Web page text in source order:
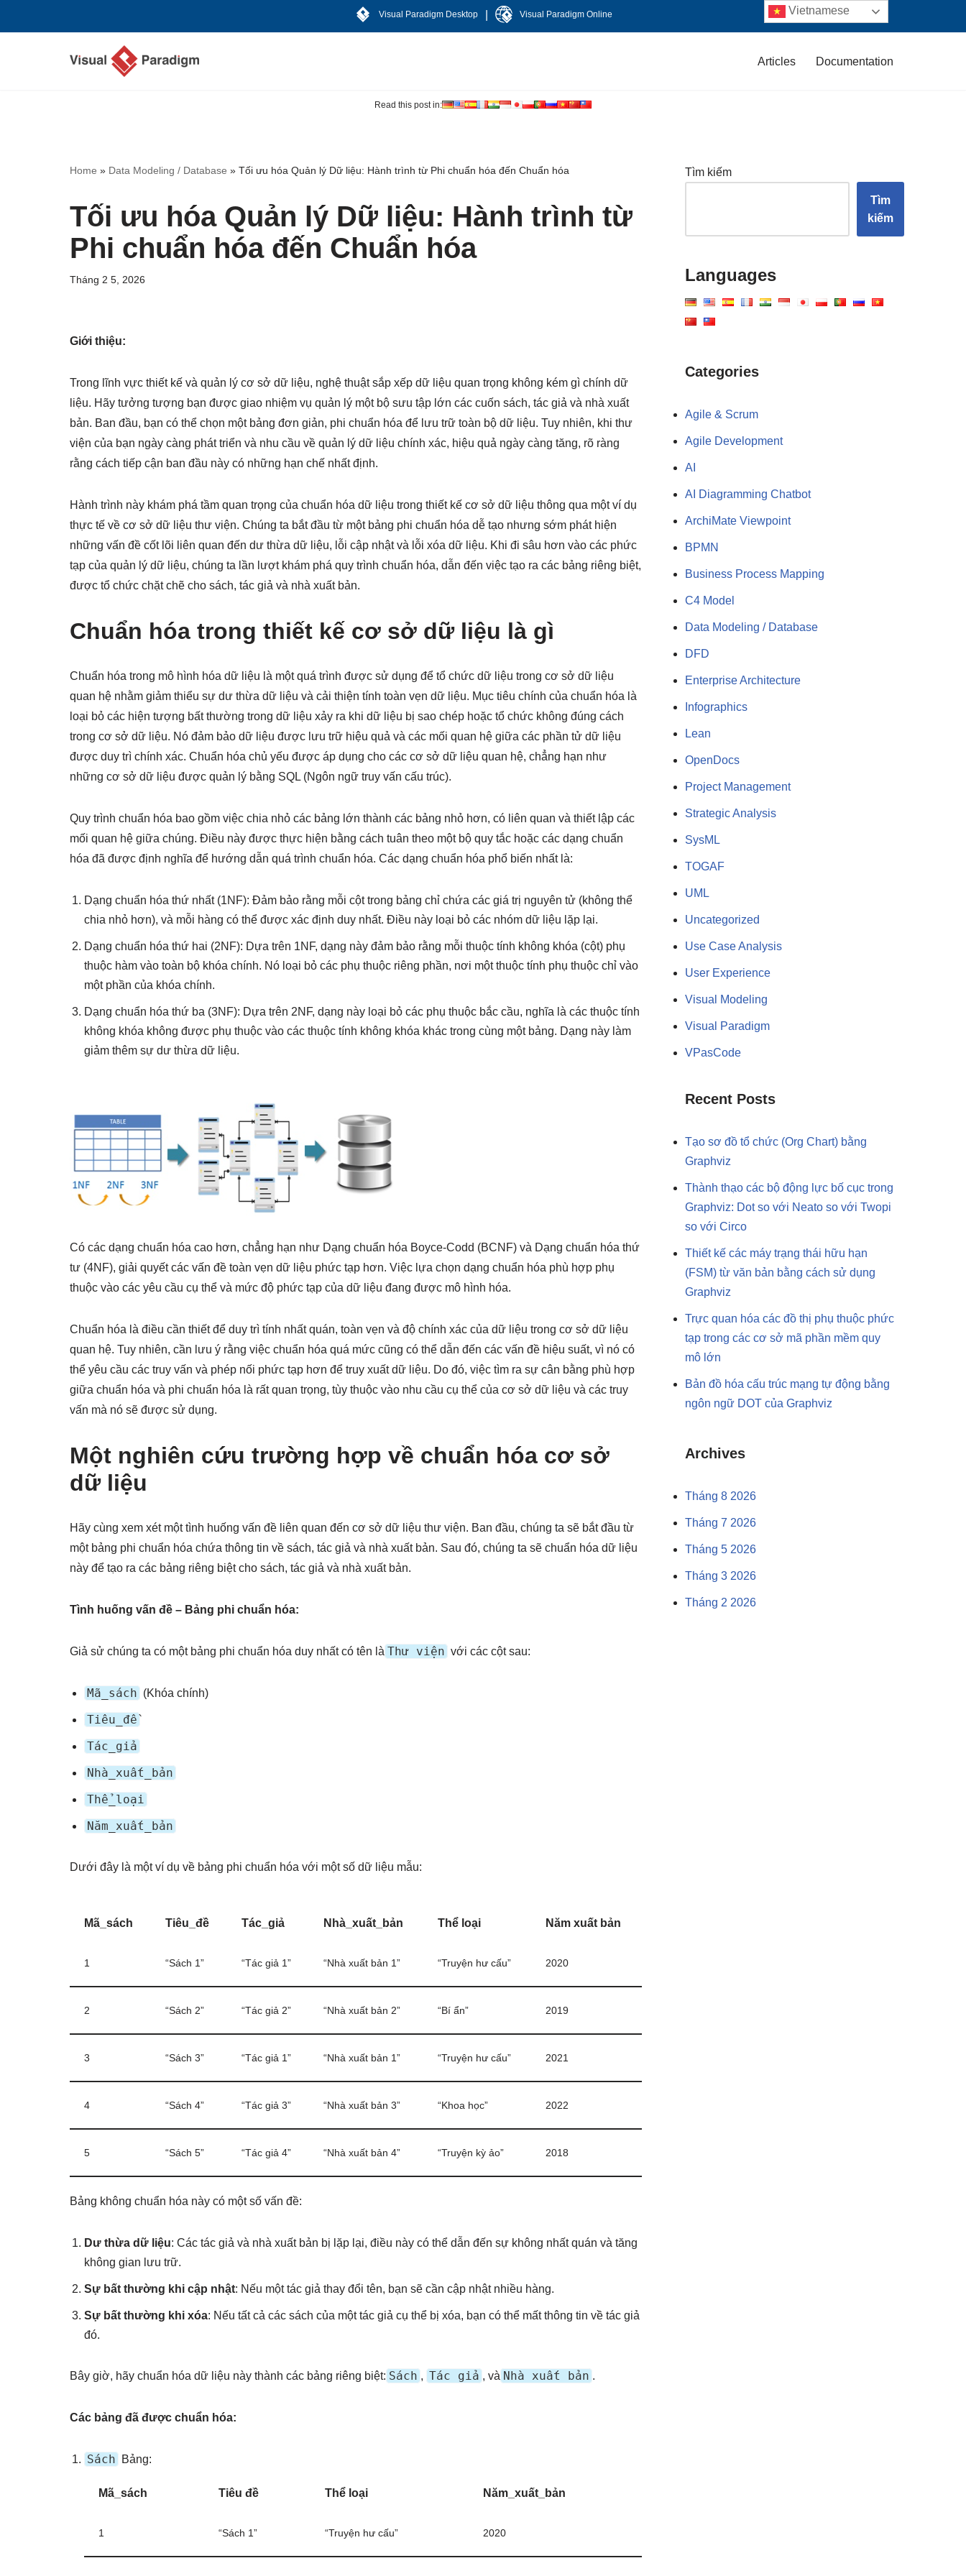
Visual Paradigm Desktop Visual Paradigm Online
Articles Documentation
Read this post in:
Home » Data Modeling / Database » Tối ưu hóa Quản lý Dữ liệu: Hành trình từ Phi chuẩn hóa đến Chuẩn hóa
Tối ưu hóa Quản lý Dữ liệu: Hành trình từ
Phi chuẩn hóa đến Chuẩn hóa
Tháng 2 5, 2026
Giới thiệu:
Trong lĩnh vực thiết kế và quản lý cơ sở dữ liệu, nghệ thuật sắp xếp dữ liệu quan trọng không kém gì chính dữ
liệu. Hãy tưởng tượng bạn được giao nhiệm vụ quản lý một bộ sưu tập lớn các cuốn sách, tác giả và nhà xuất
bản. Ban đầu, bạn có thể chọn một bảng đơn giản, phi chuẩn hóa để lưu trữ toàn bộ dữ liệu. Tuy nhiên, khi thư
viện của bạn ngày càng phát triển và nhu cầu về quản lý dữ liệu chính xác, hiệu quả ngày càng tăng, rõ ràng
rằng cách tiếp cận ban đầu này có những hạn chế nhất định.
Hành trình này khám phá tầm quan trọng của chuẩn hóa dữ liệu trong thiết kế cơ sở dữ liệu thông qua một ví dụ
thực tế về cơ sở dữ liệu thư viện. Chúng ta bắt đầu từ một bảng phi chuẩn hóa dễ tạo nhưng sớm phát hiện
những vấn đề cốt lõi liên quan đến dư thừa dữ liệu, lỗi cập nhật và lỗi xóa dữ liệu. Khi đi sâu hơn vào các phức
tạp của quản lý dữ liệu, chúng ta lần lượt khám phá quy trình chuẩn hóa, dẫn đến việc tạo ra các bảng riêng biệt,
được tổ chức chặt chẽ cho sách, tác giả và nhà xuất bản.
Chuẩn hóa trong thiết kế cơ sở dữ liệu là gì
Chuẩn hóa trong mô hình hóa dữ liệu là một quá trình được sử dụng để tổ chức dữ liệu trong cơ sở dữ liệu
quan hệ nhằm giảm thiểu sự dư thừa dữ liệu và cải thiện tính toàn vẹn dữ liệu. Mục tiêu chính của chuẩn hóa là
loại bỏ các hiện tượng bất thường trong dữ liệu xảy ra khi dữ liệu bị sao chép hoặc tổ chức không đúng cách
trong cơ sở dữ liệu. Nó đảm bảo dữ liệu được lưu trữ hiệu quả và các mối quan hệ giữa các phần tử dữ liệu
được duy trì chính xác. Chuẩn hóa chủ yếu được áp dụng cho các cơ sở dữ liệu quan hệ, chẳng hạn như
những cơ sở dữ liệu được quản lý bằng SQL (Ngôn ngữ truy vấn cấu trúc).
Quy trình chuẩn hóa bao gồm việc chia nhỏ các bảng lớn thành các bảng nhỏ hơn, có liên quan và thiết lập các
mối quan hệ giữa chúng. Điều này được thực hiện bằng cách tuân theo một bộ quy tắc hoặc các dạng chuẩn
hóa đã được định nghĩa để hướng dẫn quá trình chuẩn hóa. Các dạng chuẩn hóa phổ biến nhất là:
Dạng chuẩn hóa thứ nhất (1NF): Đảm bảo rằng mỗi cột trong bảng chỉ chứa các giá trị nguyên tử (không thể
chia nhỏ hơn), và mỗi hàng có thể được xác định duy nhất. Điều này loại bỏ các nhóm dữ liệu lặp lại.
Dạng chuẩn hóa thứ hai (2NF): Dựa trên 1NF, dạng này đảm bảo rằng mỗi thuộc tính không khóa (cột) phụ
thuộc hàm vào toàn bộ khóa chính. Nó loại bỏ các phụ thuộc riêng phần, nơi một thuộc tính phụ thuộc chỉ vào
một phần của khóa chính.
Dạng chuẩn hóa thứ ba (3NF): Dựa trên 2NF, dạng này loại bỏ các phụ thuộc bắc cầu, nghĩa là các thuộc tính
không khóa không được phụ thuộc vào các thuộc tính không khóa khác trong cùng một bảng. Dạng này làm
giảm thêm sự dư thừa dữ liệu.
Có các dạng chuẩn hóa cao hơn, chẳng hạn như Dạng chuẩn hóa Boyce-Codd (BCNF) và Dạng chuẩn hóa thứ
tư (4NF), giải quyết các vấn đề toàn vẹn dữ liệu phức tạp hơn. Việc lựa chọn dạng chuẩn hóa phù hợp phụ
thuộc vào các yêu cầu cụ thể và mức độ phức tạp của dữ liệu đang được mô hình hóa.
Chuẩn hóa là điều cần thiết để duy trì tính nhất quán, toàn vẹn và độ chính xác của dữ liệu trong cơ sở dữ liệu
quan hệ. Tuy nhiên, cần lưu ý rằng việc chuẩn hóa quá mức cũng có thể dẫn đến các vấn đề hiệu suất, vì nó có
thể yêu cầu các truy vấn và phép nối phức tạp hơn để truy xuất dữ liệu. Do đó, việc tìm ra sự cân bằng phù hợp
giữa chuẩn hóa và phi chuẩn hóa là rất quan trọng, tùy thuộc vào nhu cầu cụ thể của cơ sở dữ liệu và các truy
vấn mà nó sẽ được sử dụng.
Một nghiên cứu trường hợp về chuẩn hóa cơ sở
dữ liệu
Hãy cùng xem xét một tình huống vấn đề liên quan đến cơ sở dữ liệu thư viện. Ban đầu, chúng ta sẽ bắt đầu từ
một bảng phi chuẩn hóa chứa thông tin về sách, tác giả và nhà xuất bản. Sau đó, chúng ta sẽ chuẩn hóa dữ liệu
này để tạo ra các bảng riêng biệt cho sách, tác giả và nhà xuất bản.
Tình huống vấn đề – Bảng phi chuẩn hóa:
Giả sử chúng ta có một bảng phi chuẩn hóa duy nhất có tên là Thư viện với các cột sau:
Mã_sách (Khóa chính)
Tiêu_đề
Tác_giả
Nhà_xuất_bản
Thể_loại
Năm_xuất_bản
Dưới đây là một ví dụ về bảng phi chuẩn hóa với một số dữ liệu mẫu:
Mã_sách Tiêu_đề Tác_giả Nhà_xuất_bản Thể loại Năm xuất bản
1 “Sách 1” “Tác giả 1” “Nhà xuất bản 1” “Truyện hư cấu” 2020
2 “Sách 2” “Tác giả 2” “Nhà xuất bản 2” “Bí ẩn” 2019
3 “Sách 3” “Tác giả 1” “Nhà xuất bản 1” “Truyện hư cấu” 2021
4 “Sách 4” “Tác giả 3” “Nhà xuất bản 3” “Khoa học” 2022
5 “Sách 5” “Tác giả 4” “Nhà xuất bản 4” “Truyện kỳ ảo” 2018
Bảng không chuẩn hóa này có một số vấn đề:
Dư thừa dữ liệu: Các tác giả và nhà xuất bản bị lặp lại, điều này có thể dẫn đến sự không nhất quán và tăng
không gian lưu trữ.
Sự bất thường khi cập nhật: Nếu một tác giả thay đổi tên, bạn sẽ cần cập nhật nhiều hàng.
Sự bất thường khi xóa: Nếu tất cả các sách của một tác giả cụ thể bị xóa, bạn có thể mất thông tin về tác giả
đó.
Bây giờ, hãy chuẩn hóa dữ liệu này thành các bảng riêng biệt: Sách , Tác giả , và Nhà xuất bản .
Các bảng đã được chuẩn hóa:
Sách Bảng:
Mã_sách Tiêu đề Thể loại Năm_xuất_bản
1 “Sách 1” “Truyện hư cấu” 2020
Tìm kiếm
Tìm
kiếm
Languages
Categories
Agile & Scrum
Agile Development
AI
AI Diagramming Chatbot
ArchiMate Viewpoint
BPMN
Business Process Mapping
C4 Model
Data Modeling / Database
DFD
Enterprise Architecture
Infographics
Lean
OpenDocs
Project Management
Strategic Analysis
SysML
TOGAF
UML
Uncategorized
Use Case Analysis
User Experience
Visual Modeling
Visual Paradigm
VPasCode
Recent Posts
Tạo sơ đồ tổ chức (Org Chart) bằng
Graphviz
Thành thạo các bộ động lực bố cục trong
Graphviz: Dot so với Neato so với Twopi
so với Circo
Thiết kế các máy trạng thái hữu hạn
(FSM) từ văn bản bằng cách sử dụng
Graphviz
Trực quan hóa các đồ thị phụ thuộc phức
tạp trong các cơ sở mã phần mềm quy
mô lớn
Bản đồ hóa cấu trúc mạng tự động bằng
ngôn ngữ DOT của Graphviz
Archives
Tháng 8 2026
Tháng 7 2026
Tháng 5 2026
Tháng 3 2026
Tháng 2 2026
Vietnamese